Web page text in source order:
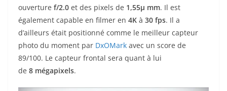
ouverture f/2.0 et des pixels de 1,55µ mm. Il est
également capable en filmer en 4K à 30 fps. Il a
d’ailleurs était positionné comme le meilleur capteur
photo du moment par DxOMark avec un score de
89/100. Le capteur frontal sera quant à lui
de 8 mégapixels.